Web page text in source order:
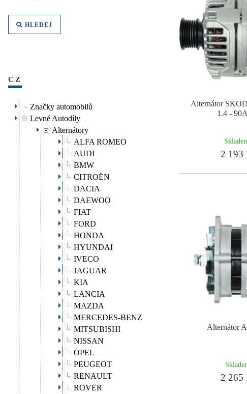
HLEDEJ
CZ
Značky automobilů
Levné Autodíly
Alternátory
ALFA ROMEO
AUDI
BMW
CITROËN
DACIA
DAEWOO
FIAT
FORD
HONDA
HYUNDAI
IVECO
JAGUAR
KIA
LANCIA
MAZDA
MERCEDES-BENZ
MITSUBISHI
NISSAN
OPEL
PEUGEOT
RENAULT
ROVER
Alternátor
1.4 -
2 193
Alternátor
2 265